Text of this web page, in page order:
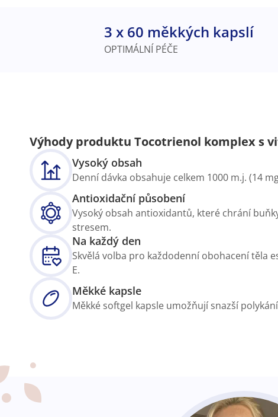
3 x 60 měkkých kapslí
OPTIMÁLNÍ PÉČE
Výhody produktu Tocotrienol komplex s
Vysoký obsah
Denní dávka obsahuje celkem 1000 m.j. (14
Antioxidační působení
Vysoký obsah antioxidantů, které chrání
stresem.
Na každý den
Skvělá volba pro každodenní obohacení těla
E.
Měkké kapsle
Měkké softgel kapsle umožňují snazší